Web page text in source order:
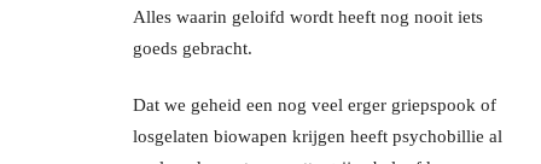
Alles waarin geloifd wordt heeft nog nooit iets
goeds gebracht.
Dat we geheid een nog veel erger griepspook of
losgelaten biowapen krijgen heeft psychobillie al